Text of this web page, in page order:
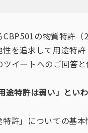
の物質特許
を追求して用途特
イートへのご回答
途特許は弱い」とい
許」についての基本